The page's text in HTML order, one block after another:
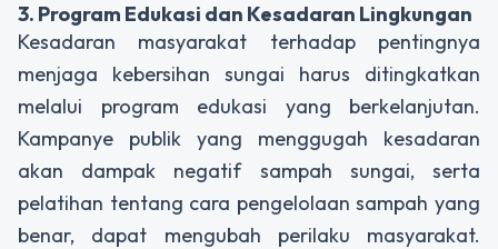
3. Program Edukasi dan Kesadaran Lingkungan
Kesadaran masyarakat terhadap pentingnya
menjaga kebersihan sungai harus ditingkatkan
melalui program edukasi yang berkelanjutan.
Kampanye publik yang menggugah kesadaran
akan dampak negatif sampah sungai, serta
pelatihan tentang cara pengelolaan sampah yang
benar, dapat mengubah perilaku masyarakat.